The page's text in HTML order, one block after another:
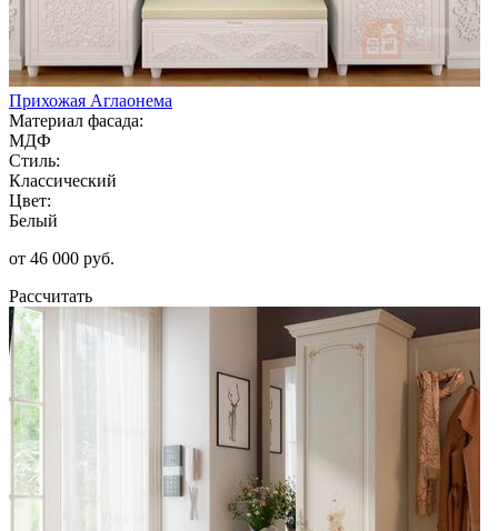
Прихожая Аглаонема
Материал фасада:
МДФ
Стиль:
Классический
Цвет:
Белый
от 46 000 руб.
Рассчитать